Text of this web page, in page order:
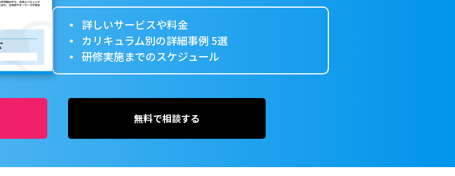
詳しいサービスや料金
カリキュラム別の詳細事例 5選
研修実施までのスケジュール
無料で相談する